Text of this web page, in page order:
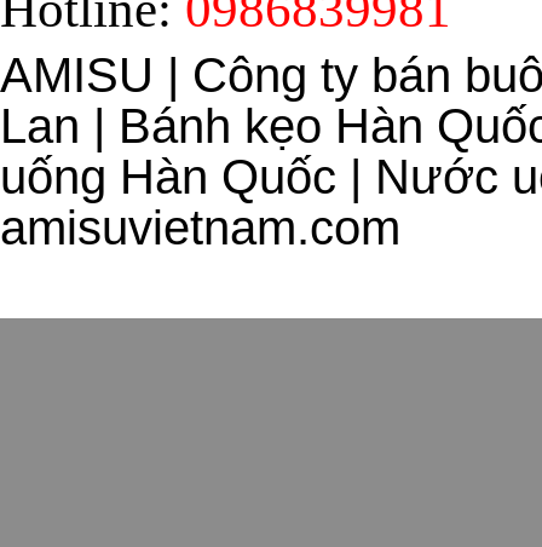
AMISU | Công ty bán
Lan | Bánh kẹo Hàn
uống Hàn Quốc | Nước
amisuvietnam.com